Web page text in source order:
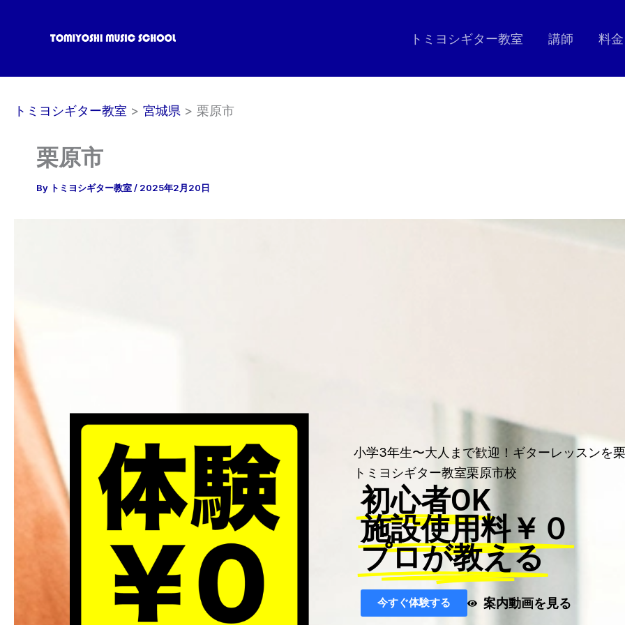
トミヨシギター教室 講師 料金
トミヨシギター教室 宮城県 栗原市
栗原市
By トミヨシギター教室/ 2025年2月20日
小学3年生〜大人まで歓迎！ギターレッスンを
トミヨシギター教室栗原市校
初心者OK
施設使用料￥０
プロが教える
今すぐ体験する 案内動画を見る